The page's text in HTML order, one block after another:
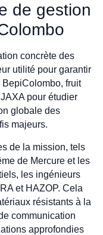
de gestion
concrète des
utilité pour garantir
BepiColombo, fruit
pour étudier
globale des
majeurs.
de la mission, tels
de Mercure et les
les ingénieurs
et HAZOP. Cela
résistants à la
communication
approfondies